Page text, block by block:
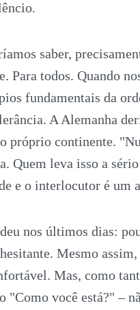
saber,
Para todos. Quando
fundamentais da
A Alemanha
próprio continente.
Quem leva isso a
e o interlocutor é um
nos últimos dias:
Mesmo
Mas, como
"Como você está?" –